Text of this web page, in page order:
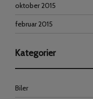
oktober 2015
februar 2015
Kategorier
Biler